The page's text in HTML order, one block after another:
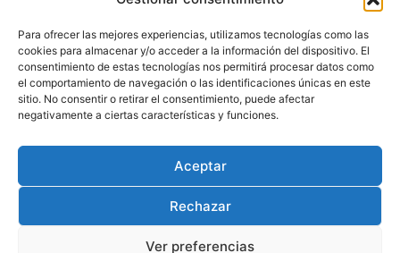
Para ofrecer las mejores experiencias, utilizamos tecnologías como las
cookies para almacenar y/o acceder a la información del dispositivo. El
consentimiento de estas tecnologías nos permitirá procesar datos como
el comportamiento de navegación o las identificaciones únicas en este
sitio. No consentir o retirar el consentimiento, puede afectar
negativamente a ciertas características y funciones.
Aceptar
Rechazar
Ver preferencias
Advertencia
Política de privacidad
Aviso legal
Política de cookies